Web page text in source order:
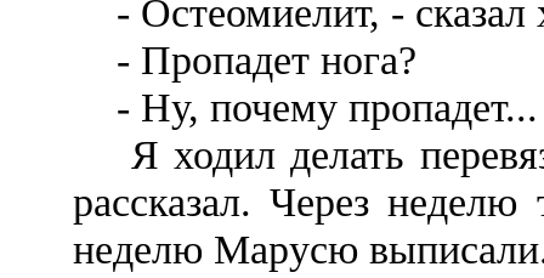
- Остеомиелит, - сказал
- Пропадет нога?
- Ну, почему пропадет...
Я ходил делать
рассказал. Через
неделю Марусю